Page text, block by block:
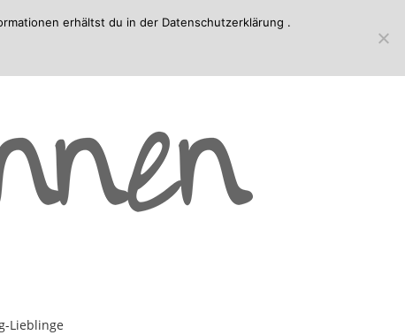
Lieblinge
erhältst du in der Datenschutzerklärung .